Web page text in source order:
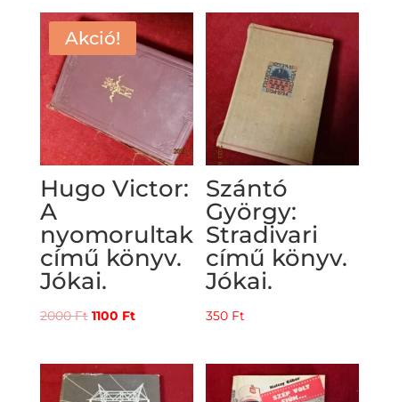
Akció!
Hugo Victor:
A
nyomorultak
című könyv.
Jókai.
2000Ft Original
was:
2000 Ft.
1100 FtCurrent
is:
1100 Ft.
Szántó
György:
Stradivari
című könyv.
Jókai.
350 Ft